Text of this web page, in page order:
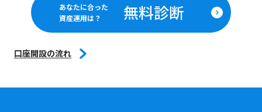
あなたに合った
資産運用は？
無料診断
口座開設の流れ